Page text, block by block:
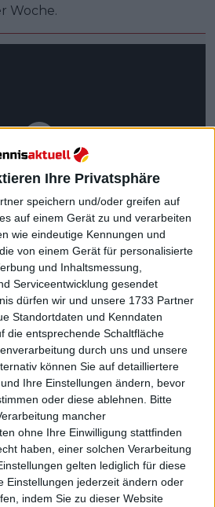
Ihre Privatsphäre
speichern und/oder greifen auf
auf einem Gerät zu und verarbeiten
wie eindeutige Kennungen und
von einem Gerät für personalisierte
und Inhaltsmessung,
Serviceentwicklung gesendet
dürfen wir und unsere 1733 Partner
Standortdaten und Kenndaten
die entsprechende Schaltfläche
durch uns und unsere
können Sie auf detailliertere
Ihre Einstellungen ändern, bevor
oder diese ablehnen.
Bitte
mancher
ohne Ihre Einwilligung stattfinden
haben, einer solchen Verarbeitung
gelten lediglich für diese
Einstellungen jederzeit ändern oder
indem Sie zu dieser Website
Woche.
zieht sich wegen
Verletzungen vom
zurück
mit denen sie [derzeit]
auf den großen Druck
ihr ehemaliger Trainer Vukov